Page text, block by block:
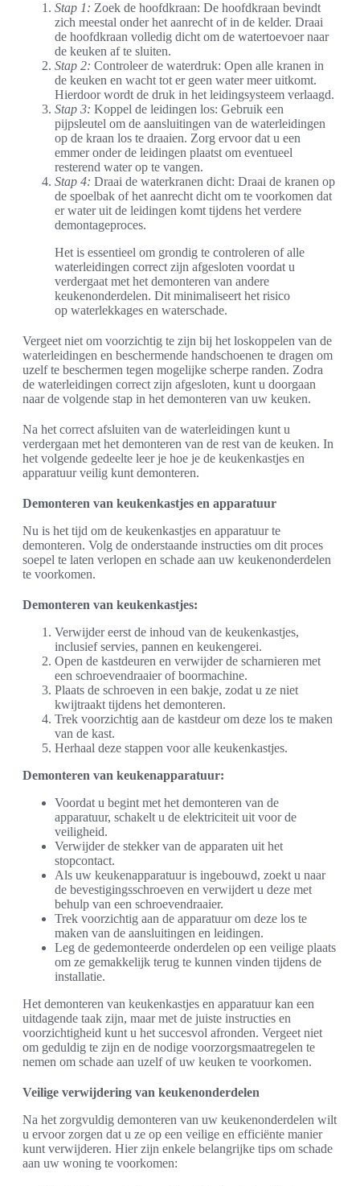
Stap 1: Zoek de hoofdkraan: De hoofdkraan bevindt
zich meestal onder het aanrecht of in de kelder. Draai
de hoofdkraan volledig dicht om de watertoevoer naar
de keuken af te sluiten.
Stap 2: Controleer de waterdruk: Open alle kranen in
de keuken en wacht tot er geen water meer uitkomt.
Hierdoor wordt de druk in het leidingsysteem verlaagd.
Stap 3: Koppel de leidingen los: Gebruik een
pijpsleutel om de aansluitingen van de waterleidingen
op de kraan los te draaien. Zorg ervoor dat u een
emmer onder de leidingen plaatst om eventueel
resterend water op te vangen.
Stap 4: Draai de waterkranen dicht: Draai de kranen op
de spoelbak of het aanrecht dicht om te voorkomen dat
er water uit de leidingen komt tijdens het verdere
demontageproces.
Het is essentieel om grondig te controleren of alle
waterleidingen correct zijn afgesloten voordat u
verdergaat met het demonteren van andere
keukenonderdelen. Dit minimaliseert het risico
op waterlekkages en waterschade.
Vergeet niet om voorzichtig te zijn bij het loskoppelen van de
waterleidingen en beschermende handschoenen te dragen om
uzelf te beschermen tegen mogelijke scherpe randen. Zodra
de waterleidingen correct zijn afgesloten, kunt u doorgaan
naar de volgende stap in het demonteren van uw keuken.
Na het correct afsluiten van de waterleidingen kunt u
verdergaan met het demonteren van de rest van de keuken. In
het volgende gedeelte leer je hoe je de keukenkastjes en
apparatuur veilig kunt demonteren.
Demonteren van keukenkastjes en apparatuur
Nu is het tijd om de keukenkastjes en apparatuur te
demonteren. Volg de onderstaande instructies om dit proces
soepel te laten verlopen en schade aan uw keukenonderdelen
te voorkomen.
Demonteren van keukenkastjes:
Verwijder eerst de inhoud van de keukenkastjes,
inclusief servies, pannen en keukengerei.
Open de kastdeuren en verwijder de scharnieren met
een schroevendraaier of boormachine.
Plaats de schroeven in een bakje, zodat u ze niet
kwijtraakt tijdens het demonteren.
Trek voorzichtig aan de kastdeur om deze los te maken
van de kast.
Herhaal deze stappen voor alle keukenkastjes.
Demonteren van keukenapparatuur:
Voordat u begint met het demonteren van de
apparatuur, schakelt u de elektriciteit uit voor de
veiligheid.
Verwijder de stekker van de apparaten uit het
stopcontact.
Als uw keukenapparatuur is ingebouwd, zoekt u naar
de bevestigingsschroeven en verwijdert u deze met
behulp van een schroevendraaier.
Trek voorzichtig aan de apparatuur om deze los te
maken van de aansluitingen en leidingen.
Leg de gedemonteerde onderdelen op een veilige plaats
om ze gemakkelijk terug te kunnen vinden tijdens de
installatie.
Het demonteren van keukenkastjes en apparatuur kan een
uitdagende taak zijn, maar met de juiste instructies en
voorzichtigheid kunt u het succesvol afronden. Vergeet niet
om geduldig te zijn en de nodige voorzorgsmaatregelen te
nemen om schade aan uzelf of uw keuken te voorkomen.
Veilige verwijdering van keukenonderdelen
Na het zorgvuldig demonteren van uw keukenonderdelen wilt
u ervoor zorgen dat u ze op een veilige en efficiënte manier
kunt verwijderen. Hier zijn enkele belangrijke tips om schade
aan uw woning te voorkomen: